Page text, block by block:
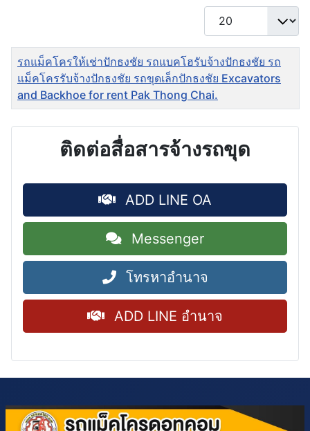
แสดง #
ชื่อ
รถแม็คโครให้เช่าปักธงชัย รถแบคโฮรับจ้างปักธงชัย รถ
แม็คโครรับจ้างปักธงชัย รถขุดเล็กปักธงชัย Excavators
and Backhoe for rent Pak Thong Chai.
ติดต่อสื่อสารจ้างรถขุด
ADD LINE OA
Messenger
โทรหาอำนาจ
ADD LINE อำนาจ